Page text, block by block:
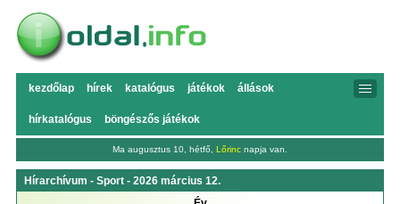
kezdőlap hírek katalógus játékok állások
hírkatalógus böngészős játékok
Ma augusztus 10, hétfő, Lőrinc napja van.
Hírarchívum - Sport - 2026 március 12.